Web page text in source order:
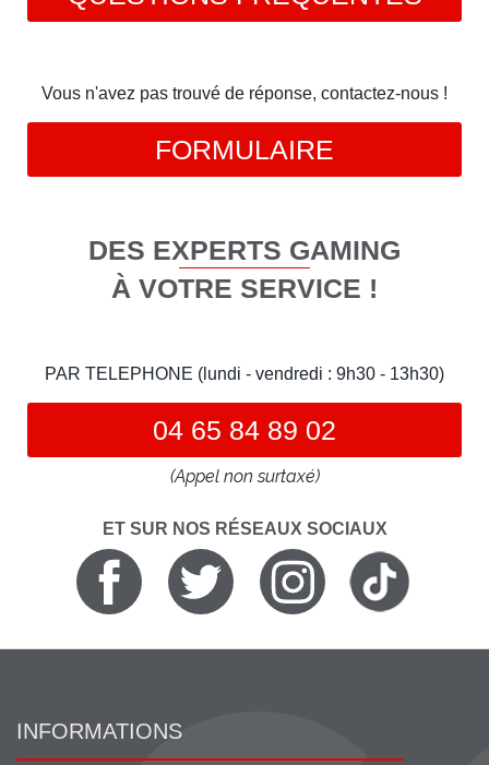
Vous n'avez pas trouvé de réponse, contactez-nous !
FORMULAIRE
DES EXPERTS GAMING
À VOTRE SERVICE !
PAR TELEPHONE (lundi - vendredi : 9h30 - 13h30)
04 65 84 89 02
(Appel non surtaxé)
ET SUR NOS RÉSEAUX SOCIAUX
INFORMATIONS